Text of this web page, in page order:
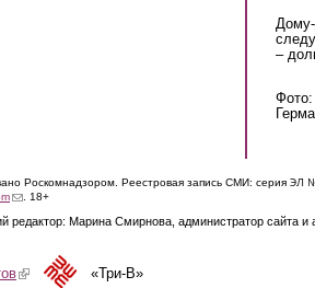
–
Фото:
Роскомнадзором. Реестровая запись СМИ: серия ЭЛ
(link sends e-mail)
. 18+
Марина Смирнова, администратор сайта и
(link is external)«Три-В»